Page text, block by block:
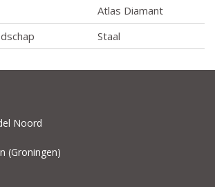
Atlas Diamant
Staal
Noord
(Groningen)